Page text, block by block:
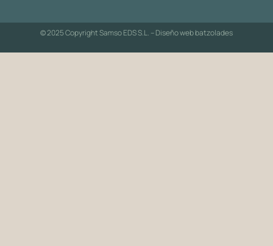
© 2025 Copyright Samso EDS S.L. – Diseño webbatzolades